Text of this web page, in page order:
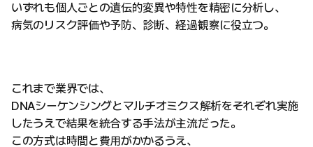
いずれも個人ごとの遺伝的変異や特性を精密に分析し、
病気のリスク評価や予防、診断、経過観察に役立つ。
これまで業界では、
DNAシーケンシングとマルチオミクス解析をそれぞれ実施
したうえで結果を統合する手法が主流だった。
この方式は時間と費用がかかるうえ、